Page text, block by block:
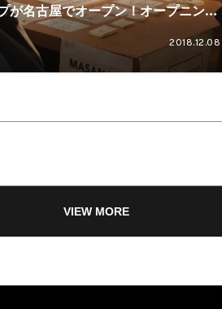
が名古屋でオープン！オープニング
イベントも
2018.12.08
VIEW MORE